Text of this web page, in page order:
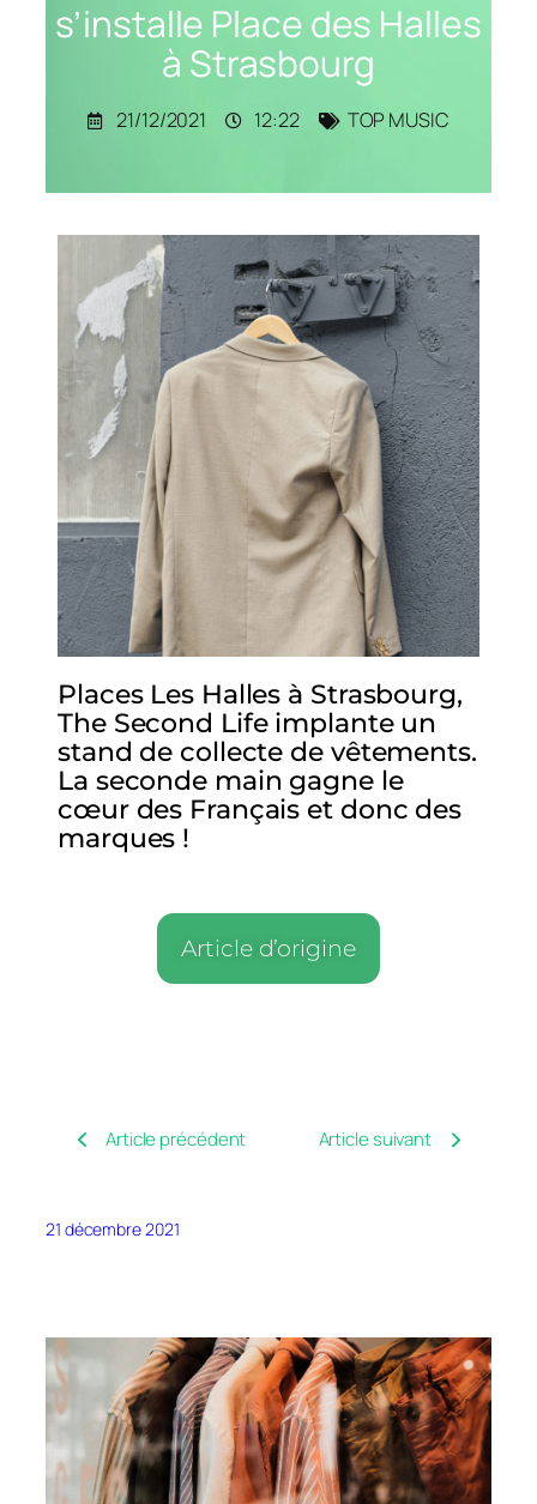
s’installe Place des Halles
à Strasbourg
21/12/2021 12:22 TOP MUSIC
Places Les Halles à Strasbourg,
The Second Life implante un
stand de collecte de vêtements.
La seconde main gagne le
cœur des Français et donc des
marques !
Article d’origine
Article précédent Article suivant
21 décembre 2021